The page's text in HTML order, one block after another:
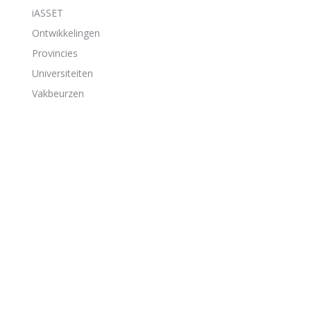
iASSET
Ontwikkelingen
Provincies
Universiteiten
Vakbeurzen